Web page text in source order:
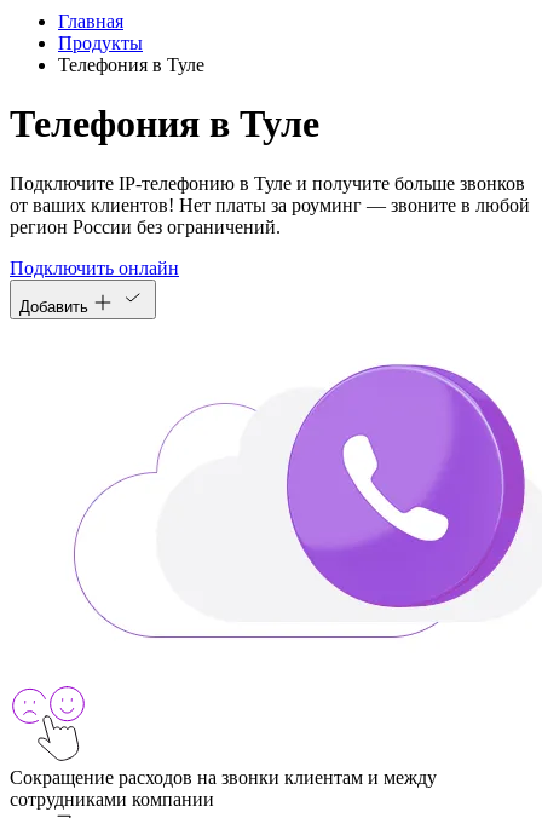
Главная
Продукты
Телефония в Туле
Телефония в Туле
Подключите IP-телефонию в Туле и получите больше звонков
от ваших клиентов! Нет платы за роуминг — звоните в любой
регион России без ограничений.
Подключить онлайн
Добавить
Сокращение расходов на звонки клиентам и между
сотрудниками компании